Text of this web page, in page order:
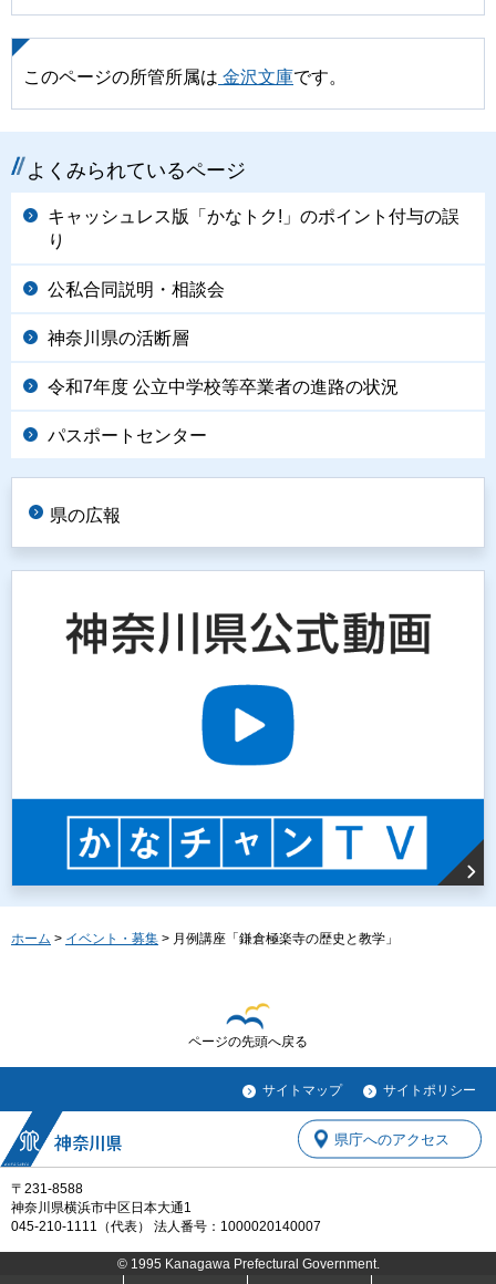
このページの所管所属は 金沢文庫です。
よくみられているページ
キャッシュレス版「かなトク!」のポイント付与の誤
り
公私合同説明・相談会
神奈川県の活断層
令和7年度 公立中学校等卒業者の進路の状況
パスポートセンター
県の広報
ホーム > イベント・募集 > 月例講座「鎌倉極楽寺の歴史と教学」
ページの先頭へ戻る
サイトマップ サイトポリシー
〒231-8588
神奈川県横浜市中区日本大通1
045-210-1111（代表） 法人番号：1000020140007
県庁へのアクセス
© 1995 Kanagawa Prefectural Government.